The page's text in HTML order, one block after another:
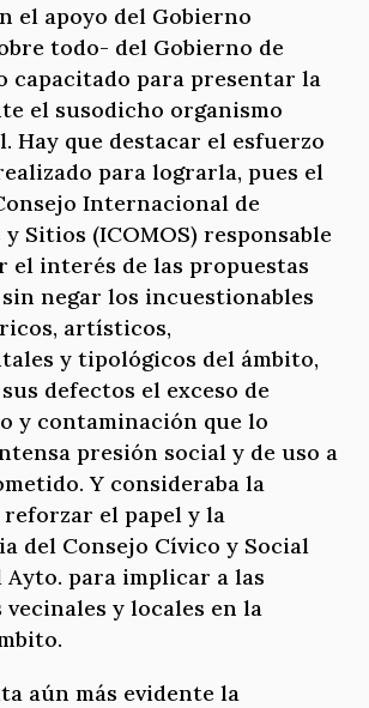
el apoyo del Gobierno
todo- del Gobierno de
capacitado para presentar la
el susodicho organismo
Hay que destacar el esfuerzo
para lograrla, pues el
Internacional de
Sitios (ICOMOS) responsable
el interés de las propuestas
negar los incuestionables
artísticos,
y tipológicos del ámbito,
defectos el exceso de
y contaminación que lo
presión social y de uso a
Y consideraba la
reforzar el papel y la
del Consejo Cívico y Social
Ayto. para implicar a las
vecinales y locales en la
aún más evidente la